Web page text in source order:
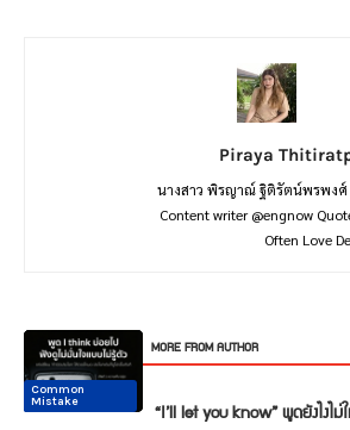
Piraya
นางสาว พิรญาณ์ ฐิติรัตน์พรพงศ์
Content writer @engnow
Often Love
RELATED ARTICLES MORE FROM AUTHOR
Conversation “I’ll let you know” พูดยังไงไ
Conversation
Conversation
Conversation
Common
Mistake
Common
Mistake